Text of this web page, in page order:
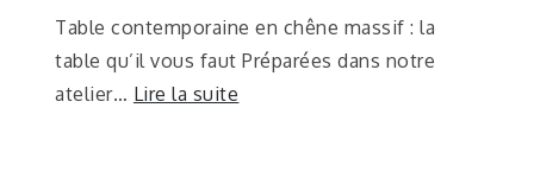
Table contemporaine en chêne massif : la
table qu’il vous faut Préparées dans notre
atelier… Lire la suite